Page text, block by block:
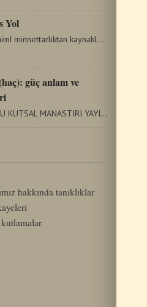
Yol
"Dua daimî minnettarlıktan kaynaklanan bir durumdur."…
güç anlam ve
PARAKLİTU KUTSAL MANASTIRI YAYINLARI OROPOS ATTİKİ 1996.…
hakkında tanıklıklar